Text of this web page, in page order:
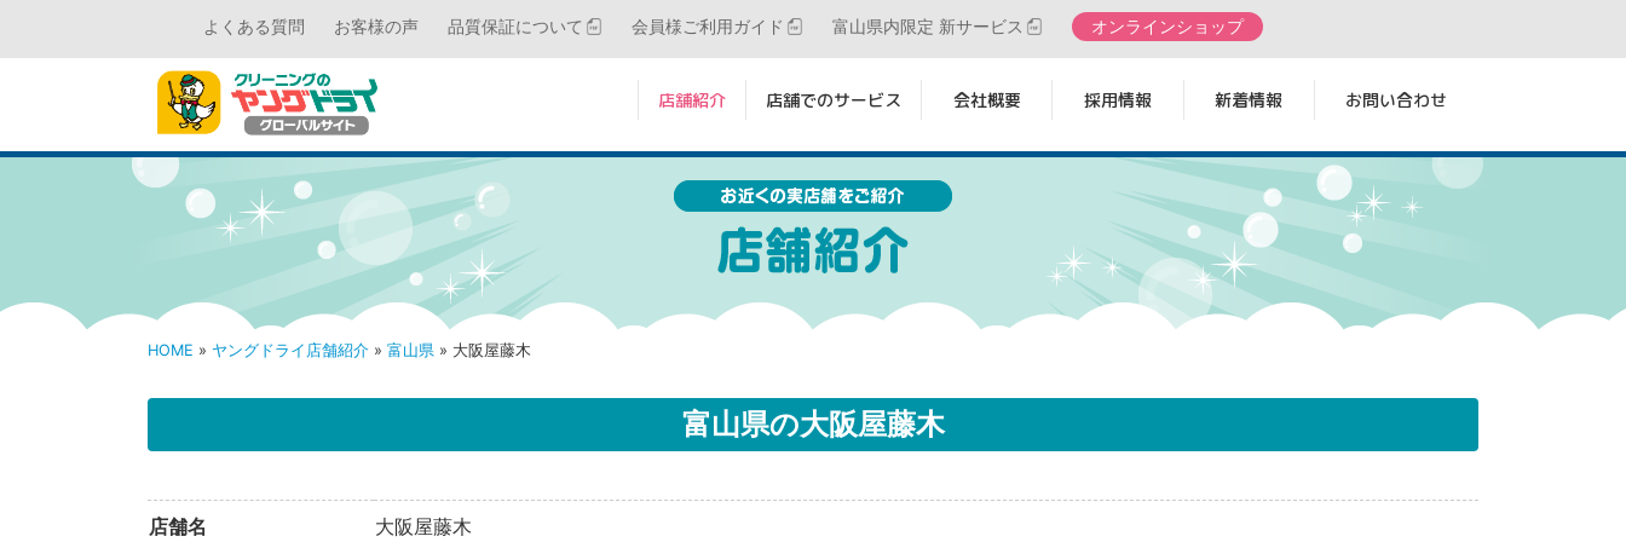
よくある質問 お客様の声 品質保証について 会員様ご利用ガイド 富山県内限定 新サービス オンラインショップ
店舗紹介 店舗でのサービス 会社概要 採用情報 新着情報 お問い合わせ
HOME » ヤングドライ店舗紹介 » 富山県 » 大阪屋藤木
富山県の大阪屋藤木
店舗名 大阪屋藤木